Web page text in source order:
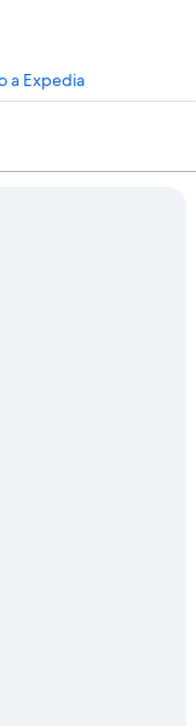
a Expedia